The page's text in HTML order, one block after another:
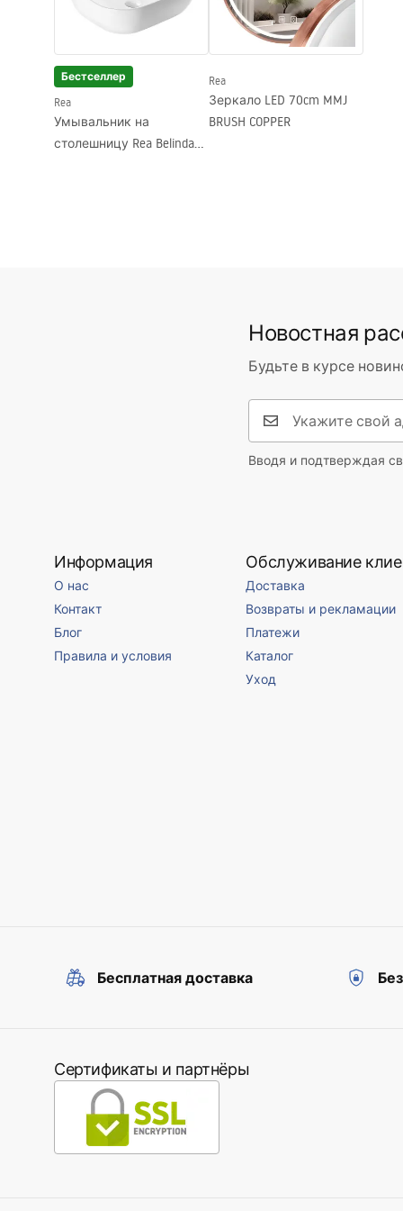
Диаметр подключения
Бестселлер
Rea
Умывальник на
столешницу Rea Belinda
Rea
Зеркало LED 70cm MMJ
BRUSH COPPER
Новостная
Будьте в курсе
Вводя и подтверждая
Информация
О нас
Контакт
Блог
Правила и условия
Обслуживание
Доставка
Возвраты и рекламации
Платежи
Каталог
Уход
Бесплатная доставка
Сертификаты и партнёры